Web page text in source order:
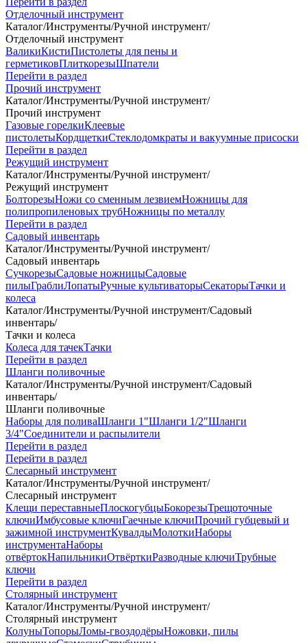
Отделочный инструмент
Каталог/Инструменты/Ручной инструмент/
Отделочный инструмент
ВаликиКистиПистолеты для пены и
герметиковПлиткорезыШпатели
Перейти в раздел
Прочий инструмент
Каталог/Инструменты/Ручной инструмент/
Прочий инструмент
Газовые горелкиКлеевые
пистолетыКордщеткиСтеклодомкраты и вакуумные присоски
Перейти в раздел
Режущий инструмент
Каталог/Инструменты/Ручной инструмент/
Режущий инструмент
БолторезыНожи со сменным лезвиемНожницы для
полипропиленовых трубНожницы по металлу
Перейти в раздел
Садовый инвентарь
Каталог/Инструменты/Ручной инструмент/
Садовый инвентарь
СучкорезыСадовые ножницыСадовые
пилыГраблиЛопатыРучные культиваторыСекаторыТачки и
колеса
Каталог/Инструменты/Ручной инструмент/Садовый
инвентарь/
Тачки и колеса
Колеса для тачекТачки
Перейти в раздел
Шланги поливочные
Каталог/Инструменты/Ручной инструмент/Садовый
инвентарь/
Шланги поливочные
Наборы для поливаШланги 1"Шланги 1/2"Шланги
3/4"Соединители и распылители
Перейти в раздел
Перейти в раздел
Слесарный инструмент
Каталог/Инструменты/Ручной инструмент/
Слесарный инструмент
Клещи переставныеПлоскогубцыБокорезыТрещоточные
ключиИмбусовые ключиГаечные ключиПрочий губцевый и
зажимной инструментКувалдыМолоткиНаборы
инструментаНаборы
отвёртокНапильникиОтвёрткиРазводные ключиТрубные
ключи
Перейти в раздел
Столярный инструмент
Каталог/Инструменты/Ручной инструмент/
Столярный инструмент
КолуныТопорыЛомы-гвоздодёрыНожовки, пилы